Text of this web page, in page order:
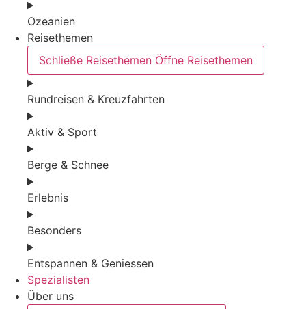
Ozeanien
Reisethemen
Schließe Reisethemen Öffne Reisethemen
Rundreisen & Kreuzfahrten
Aktiv & Sport
Berge & Schnee
Erlebnis
Besonders
Entspannen & Geniessen
Spezialisten
Über uns